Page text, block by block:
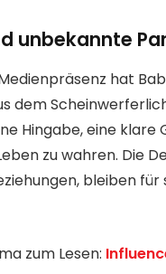
unbekannte
hat
dem
Hingabe, eine klare
zu wahren. Die
bleiben für
zum Lesen: